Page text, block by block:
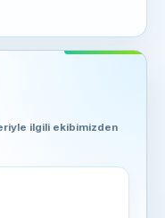
ilgili ekibimizden